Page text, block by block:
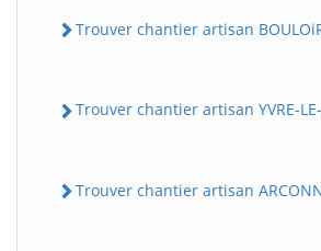
Trouver chantier artisan
Trouver chantier artisan YVRE-
Trouver chantier artisan